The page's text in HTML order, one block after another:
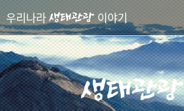
우리나라생태관광 이야기
생태관광